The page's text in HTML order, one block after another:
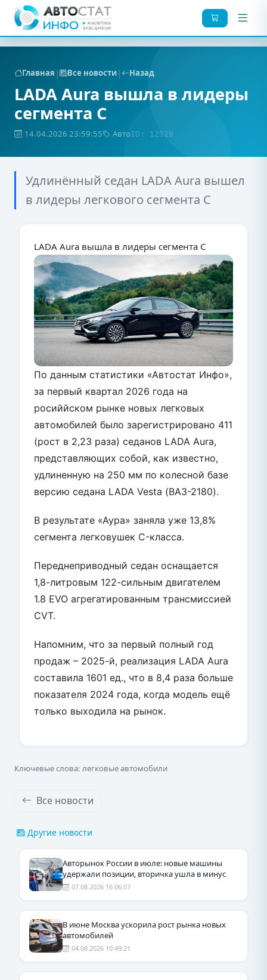
Главная | Все новости| Назад
LADA Aura вышла в лидеры
сегмента С
14.04.2026 23:59:55 АвтоID: 12529
Удлинённый седан LADA Aura вышел
в лидеры легкового сегмента С
LADA Aura вышла в лидеры сегмента С
По данным статистики «Автостат Инфо»,
за первый квартал 2026 года на
росиййском рынке новых легковых
автомобилей было зарегистрировано 411
(рост в 2,23 раза) седанов LADA Aura,
представляющих собой, как известно,
удлиненную на 250 мм по колесной базе
версию седана LADA Vesta (ВАЗ-2180).
В результате «Аура» заняла уже 13,8%
сегмента легковушек C-класса.
Переднеприводный седан оснащается
1,8-литровым 122-сильным двигателем
1.8 EVO агрегатированным трансмиссией
CVT.
Напомним, что за первый полный год
продаж – 2025-й, реализация LADA Aura
составила 1601 ед., что в 8,4 раза больше
показателя 2024 года, когда модель ещё
только выходила на рынок.
Ключевые слова: легковые автомобили
Все новости
Другие новости
Авторынок России в июле: новые машины
удержали позиции, вторичка ушла в минус
07.08.2026 16:06:07
В июне Москва ускорила рост рынка новых
автомобилей
04.08.2026 10:49:21